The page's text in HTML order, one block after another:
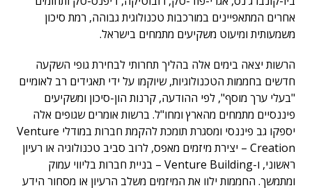
אחרים המתאפיינים במורכבות טכנולוגית גבוהה, רמת סיכון
משמעותית ומיעוט משקיעים מתמחים בישראל.
הרשות יצאה בימים אלה בהליך תחרותי לבחירת גופי השקעה
חדשים בחממות הטכנולוגיות, שיוקמו על ידי תאגידים רב לאומיים
"בעלי ערך מוסף", לפי ההודעה, קרנות הון-סיכון ומשקיעים
פיננסיים מתמחים מהארץ ומחו"ל. ברשות אומרים שגופים אלה
יספקו גב פיננסי ומסגרת תומכת להקמת חברות במודלי Venture
Creation – יצירת מיזמים מאפס, לרוב סביב טכנולוגיה או רעיון
ראשוני, ו-Venture Building – בניית חברות בליווי עמוק
ומתמשך. החממות ילוו את המיזמים משלב הרעיון או מסחור הידע